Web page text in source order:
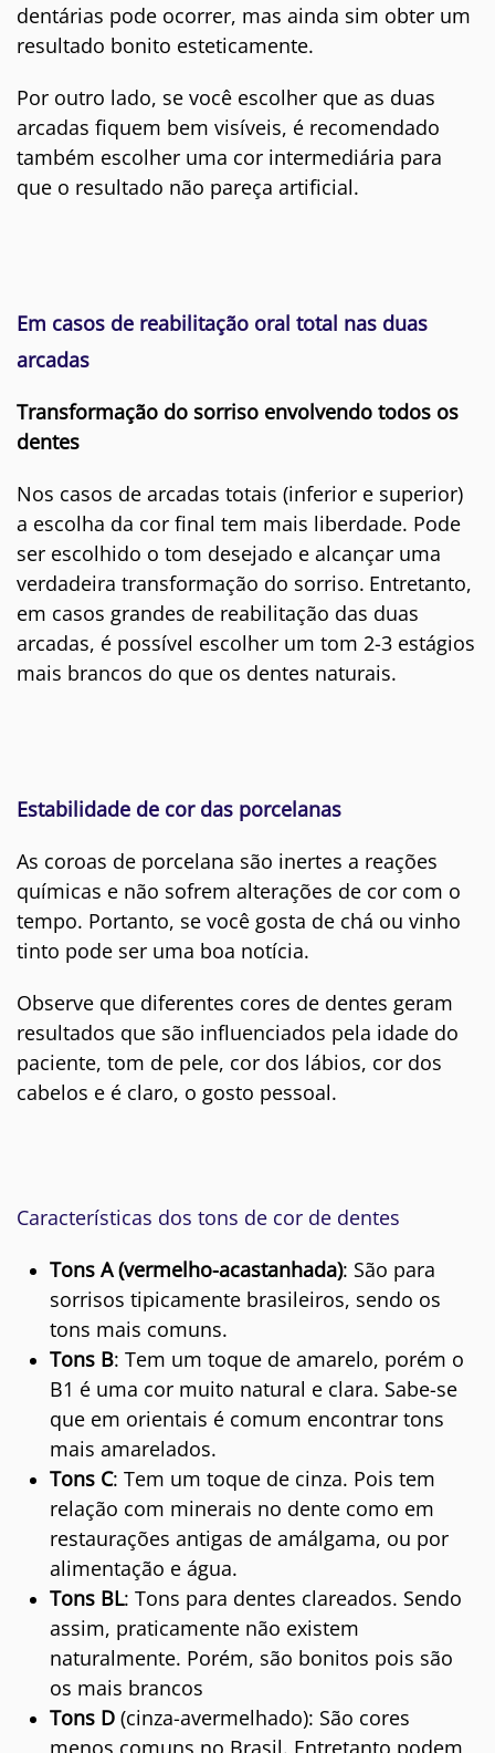
dentárias pode ocorrer, mas ainda sim obter um
resultado bonito esteticamente.
Por outro lado, se você escolher que as duas
arcadas fiquem bem visíveis, é recomendado
também escolher uma cor intermediária para
que o resultado não pareça artificial.
Em casos de reabilitação oral total nas duas
arcadas
Transformação do sorriso envolvendo todos os
dentes
Nos casos de arcadas totais (inferior e superior)
a escolha da cor final tem mais liberdade. Pode
ser escolhido o tom desejado e alcançar uma
verdadeira transformação do sorriso. Entretanto,
em casos grandes de reabilitação das duas
arcadas, é possível escolher um tom 2-3 estágios
mais brancos do que os dentes naturais.
Estabilidade de cor das porcelanas
As coroas de porcelana são inertes a reações
químicas e não sofrem alterações de cor com o
tempo. Portanto, se você gosta de chá ou vinho
tinto pode ser uma boa notícia.
Observe que diferentes cores de dentes geram
resultados que são influenciados pela idade do
paciente, tom de pele, cor dos lábios, cor dos
cabelos e é claro, o gosto pessoal.
Características dos tons de cor de dentes
Tons A (vermelho-acastanhada): São para
sorrisos tipicamente brasileiros, sendo os
tons mais comuns.
Tons B: Tem um toque de amarelo, porém o
B1 é uma cor muito natural e clara. Sabe-se
que em orientais é comum encontrar tons
mais amarelados.
Tons C: Tem um toque de cinza. Pois tem
relação com minerais no dente como em
restaurações antigas de amálgama, ou por
alimentação e água.
Tons BL: Tons para dentes clareados. Sendo
assim, praticamente não existem
naturalmente. Porém, são bonitos pois são
os mais brancos
Tons D (cinza-avermelhado): São cores
menos comuns no Brasil. Entretanto podem